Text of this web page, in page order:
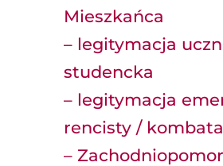
Mieszkańca
– legitymacja
studencka
– legitymacja
rencisty /
–